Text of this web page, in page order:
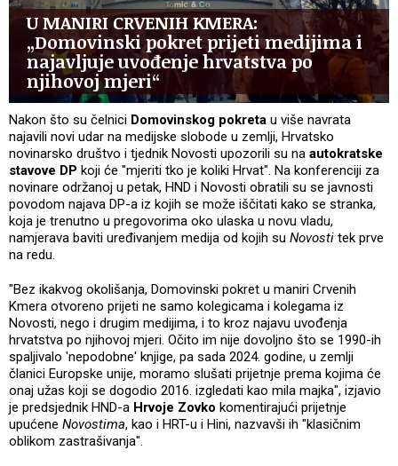
U MANIRI CRVENIH KMERA:
„Domovinski pokret prijeti medijima i
najavljuje uvođenje hrvatstva po
njihovoj mjeri“
Nakon što su čelnici Domovinskog pokreta u više navrata
najavili novi udar na medijske slobode u zemlji, Hrvatsko
novinarsko društvo i tjednik Novosti upozorili su na autokratske
stavove DP koji će "mjeriti tko je koliki Hrvat". Na konferenciji za
novinare održanoj u petak, HND i Novosti obratili su se javnosti
povodom najava DP-a iz kojih se može iščitati kako se stranka,
koja je trenutno u pregovorima oko ulaska u novu vladu,
namjerava baviti uređivanjem medija od kojih su Novosti tek prve
na redu.
"Bez ikakvog okolišanja, Domovinski pokret u maniri Crvenih
Kmera otvoreno prijeti ne samo kolegicama i kolegama iz
Novosti, nego i drugim medijima, i to kroz najavu uvođenja
hrvatstva po njihovoj mjeri. Očito im nije dovoljno što se 1990-ih
spaljivalo 'nepodobne' knjige, pa sada 2024. godine, u zemlji
članici Europske unije, moramo slušati prijetnje prema kojima će
onaj užas koji se dogodio 2016. izgledati kao mila majka", izjavio
je predsjednik HND-a Hrvoje Zovko komentirajući prijetnje
upućene Novostima, kao i HRT-u i Hini, nazvavši ih "klasičnim
oblikom zastrašivanja".